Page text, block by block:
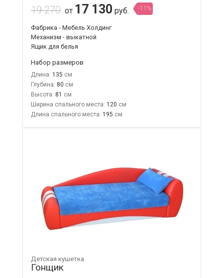
19 270 от 17 130 руб. -11%
Фабрика - Мебель Холдинг
Механизм - выкатной
Ящик для белья
Набор размеров
Длина: 135
Глубина: 80
Высота: 81
Ширина спального места: 120
Длина спального места: 195
Детская кушетка
Гонщик